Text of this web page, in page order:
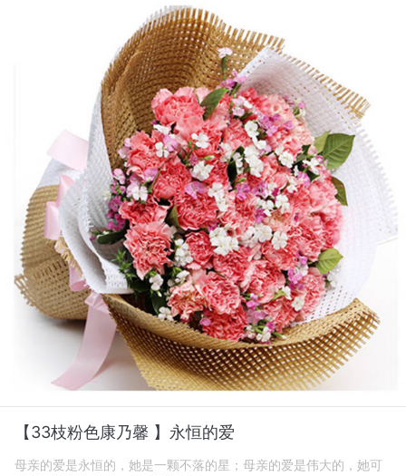
【33枝粉色康乃馨 】永恒的爱
母亲的爱是永恒的，她是一颗不落的星；母亲的爱是伟大的，她可